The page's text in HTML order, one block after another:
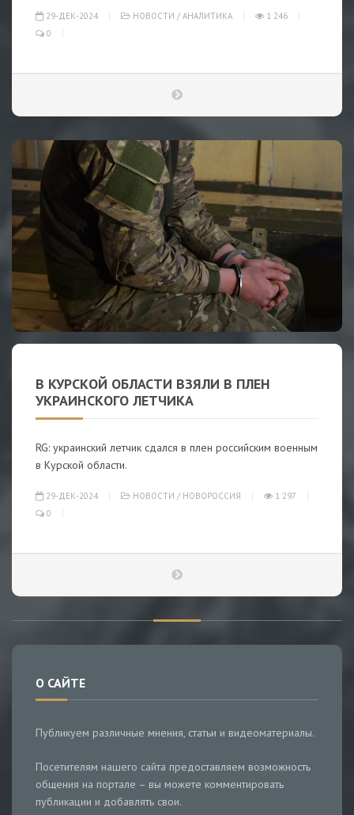
29-ДЕК-2024 НОВОСТИ / АНАЛИТИКА
1 246
0
В КУРСКОЙ ОБЛАСТИ ВЗЯЛИ В ПЛЕН
УКРАИНСКОГО ЛЕТЧИКА
RG: украинский летчик сдался в плен российским военным
в Курской области.
29-ДЕК-2024 НОВОСТИ / НОВОРОССИЯ
1 297
0
О САЙТЕ
Публикуем различные мнения, статьи и видеоматериалы.
Посетителям нашего сайта предоставляем возможность
общения на портале – вы можете комментировать
публикации и добавлять свои.